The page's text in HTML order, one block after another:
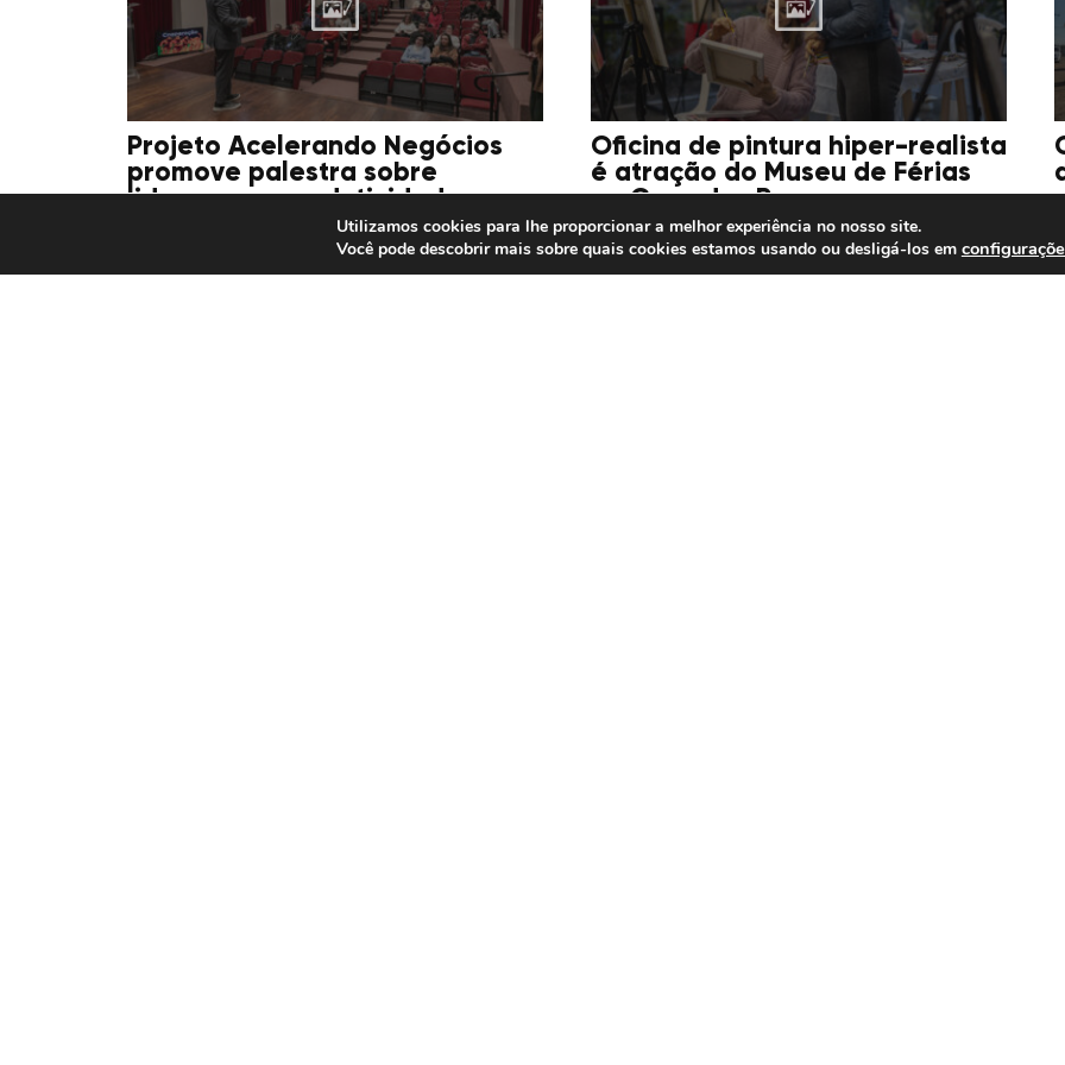
Projeto Acelerando Negócios
promove palestra sobre
liderança e produtividade
Oficina de pintura hiper-realista
é atração do Museu de Férias
na Casa dos Rosa
Utilizamos cookies para lhe proporcionar a melhor experiência no nosso site.
Você pode descobrir mais sobre quais cookies estamos usando ou desligá-los em